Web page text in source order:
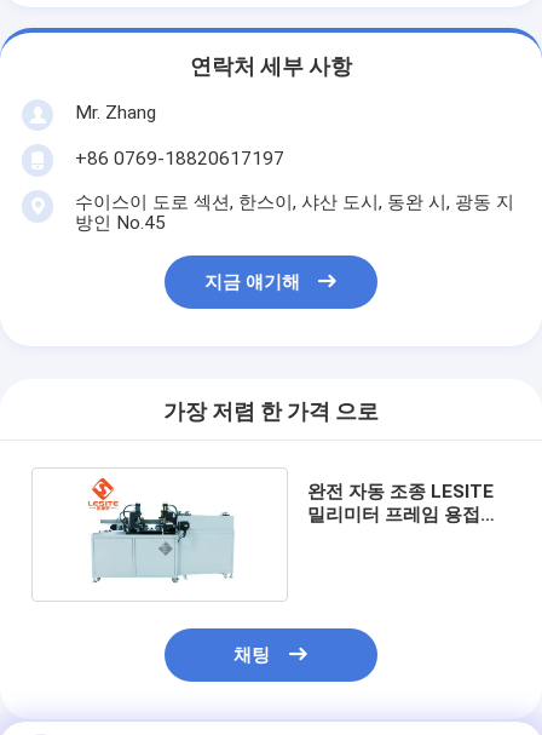
품질 관리
저희와 연락
공기 정화 필터 성형기
공기 정화 필터 제조기
포켓 필터 성형기
자동리벳기계
세미 자동리벳기계
프레임 용접공
연락처 세부 사항
Mr. Zhang
+86 0769-18820617197
수이스이 도로 섹션, 한스이, 샤산 도시, 동완 시, 광동 지
방인 No.45
지금 얘기해
가장 저렴 한 가격 으로
완전 자동 조종 LESITE
밀리미터 프레임 용접공
채팅